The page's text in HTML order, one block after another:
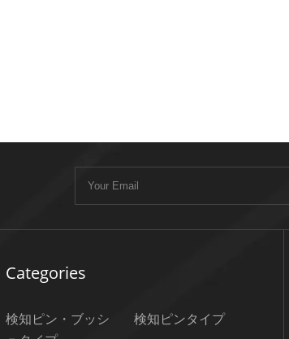
Categories
検知ピン・ブッシ
検知ピンタイプ